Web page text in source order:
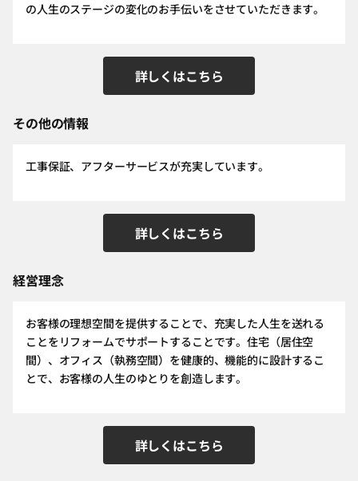
の人生のステージの変化のお手伝いをさせていただきます。
詳しくはこちら
その他の情報
工事保証、アフターサービスが充実しています。
詳しくはこちら
経営理念
お客様の理想空間を提供することで、充実した人生を送れる
ことをリフォームでサポートすることです。住宅（居住空
間）、オフィス（執務空間）を健康的、機能的に設計するこ
とで、お客様の人生のゆとりを創造します。
詳しくはこちら